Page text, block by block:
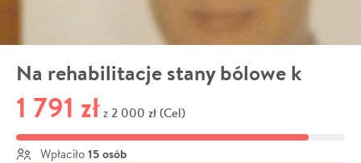
Na rehabilitacje stany bólowe k
1 791 zł z 2 000 zł (Cel)
Wpłaciło 15 osób